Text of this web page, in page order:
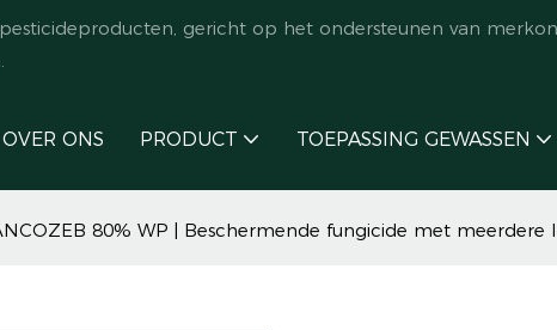
gericht op het ondersteunen van
OVER ONS PRODUCT TOEPASSING GEWASSEN
80% WP | Beschermende fungicide met